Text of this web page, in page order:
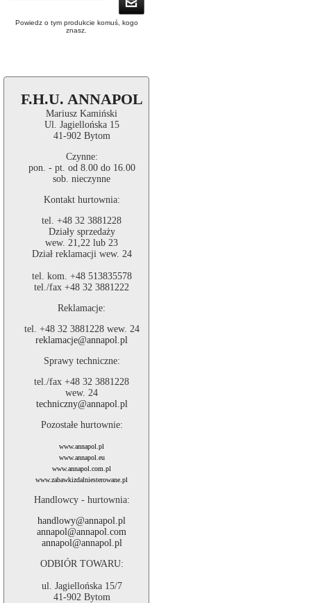
Powiedz o tym produkcie komuś, kogo
znasz.
F.H.U. ANNAPOL
Mariusz Kamiński
Ul. Jagiellońska 15
41-902 Bytom
Czynne:
pon. - pt. od 8.00 do 16.00
sob. nieczynne
Kontakt hurtownia:
tel. +48 32 3881228
Działy sprzedaży
wew. 21,22 lub 23
Dział reklamacji wew. 24
tel. kom. +48 513835578
tel./fax +48 32 3881222
Reklamacje:
tel. +48 32 3881228 wew. 24
reklamacje@annapol.pl
Sprawy techniczne:
tel./fax +48 32 3881228
wew. 24
techniczny@annapol.pl
Pozostałe hurtownie:
www.annapol.pl
www.annapol.eu
www.annapol.com.pl
www.zabawkizdalniesterowane.pl
Handlowcy - hurtownia:
handlowy@annapol.pl
annapol@annapol.com
annapol@annapol.pl
ODBIÓR TOWARU:
ul. Jagiellońska 15/7
41-902 Bytom